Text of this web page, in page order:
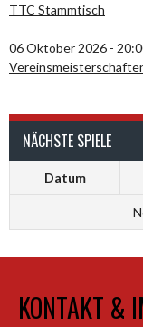
TTC Stammtisch
06 Oktober 2026 -
NÄCHSTE SPIELE
Datum
KONTAKT &